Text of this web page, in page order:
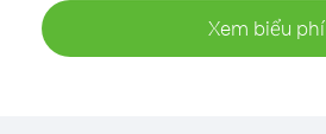
Xem biểu phí